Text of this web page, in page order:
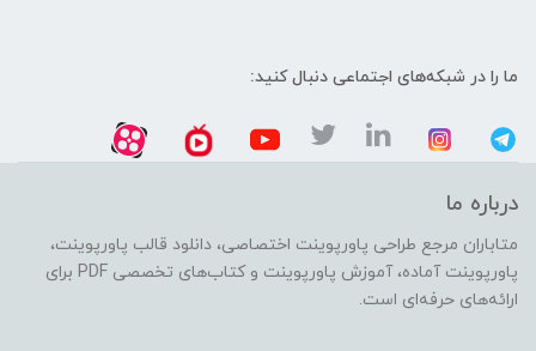
ما را در شبکه‌های اجتماعی دنبال کنید:
درباره ما
متاباران مرجع طراحی پاورپوینت اختصاصی، دانلود قالب پاورپوینت،
پاورپوینت آماده، آموزش پاورپوینت و کتاب‌های تخصصی PDF برای
ارائه‌های حرفه‌ای است.